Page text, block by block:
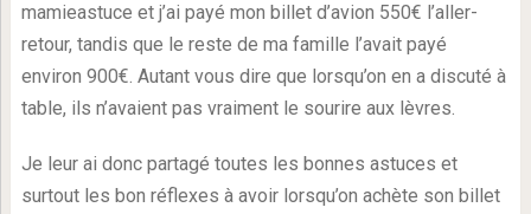
mamieastuce et j’ai payé mon billet d’avion 550€ l’aller-
retour, tandis que le reste de ma famille l’avait payé
environ 900€. Autant vous dire que lorsqu’on en a discuté à
table, ils n’avaient pas vraiment le sourire aux lèvres.
Je leur ai donc partagé toutes les bonnes astuces et
surtout les bon réflexes à avoir lorsqu’on achète son billet